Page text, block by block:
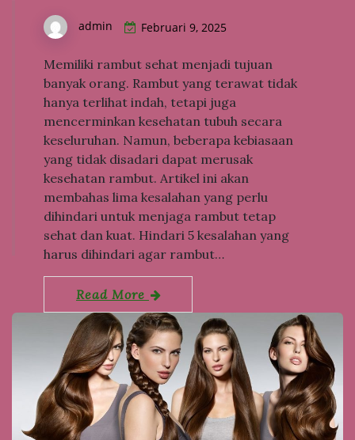
admin Februari 9, 2025
Memiliki rambut sehat menjadi tujuan
banyak orang. Rambut yang terawat tidak
hanya terlihat indah, tetapi juga
mencerminkan kesehatan tubuh secara
keseluruhan. Namun, beberapa kebiasaan
yang tidak disadari dapat merusak
kesehatan rambut. Artikel ini akan
membahas lima kesalahan yang perlu
dihindari untuk menjaga rambut tetap
sehat dan kuat. Hindari 5 kesalahan yang
harus dihindari agar rambut…
Read More